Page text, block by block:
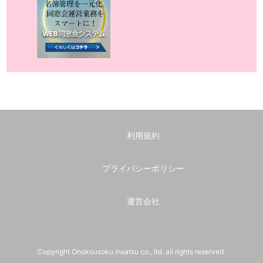
利用規約
プライバシーポリシー
運営会社
Copyright Onokousoku insatsu co., ltd. all rights reserved.